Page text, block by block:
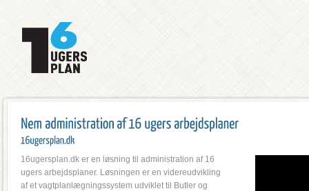
16ugersplan.dk er en løsning til administration af 16
ugers arbejdsplaner. Løsningen er en videreudvikling
af et vagtplanlægningssystem udviklet til Butler og